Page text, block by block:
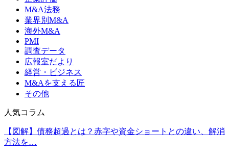
M&A法務
業界別M&A
海外M&A
PMI
調査データ
広報室だより
経営・ビジネス
M&Aを支える匠
その他
人気コラム
【図解】債務超過とは？赤字や資金ショートとの違い、解消
方法を…